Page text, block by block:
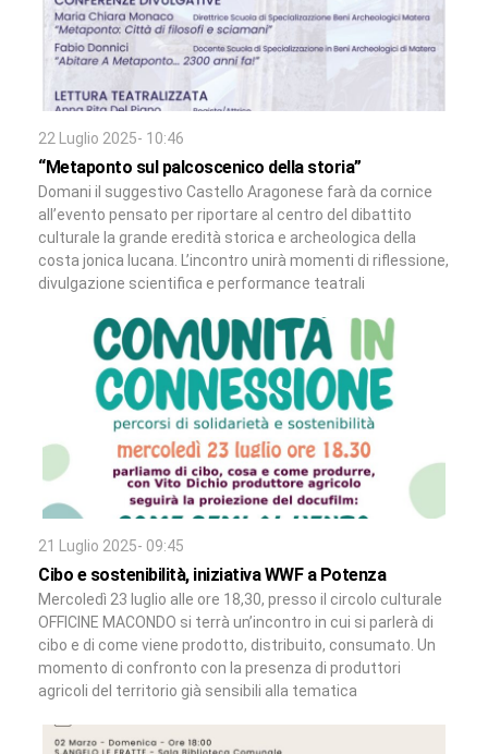
22 Luglio 2025- 10:46
“Metaponto sul palcoscenico della storia”
Domani il suggestivo Castello Aragonese farà da cornice
all’evento pensato per riportare al centro del dibattito
culturale la grande eredità storica e archeologica della
costa jonica lucana. L’incontro unirà momenti di riflessione,
divulgazione scientifica e performance teatrali
21 Luglio 2025- 09:45
Cibo e sostenibilità, iniziativa WWF a Potenza
Mercoledì 23 luglio alle ore 18,30, presso il circolo culturale
OFFICINE MACONDO si terrà un’incontro in cui si parlerà di
cibo e di come viene prodotto, distribuito, consumato. Un
momento di confronto con la presenza di produttori
agricoli del territorio già sensibili alla tematica